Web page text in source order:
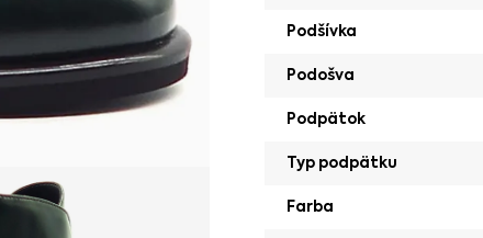
Podšívka
Podošva
Podpätok
Typ podpätku
Farba